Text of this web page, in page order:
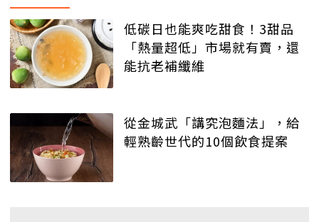
低碳日也能爽吃甜食！3甜品
「熱量超低」市場就有賣，還
能抗老補纖維
從金城武「講究泡麵法」，給
輕熟齡世代的10個飲食提案